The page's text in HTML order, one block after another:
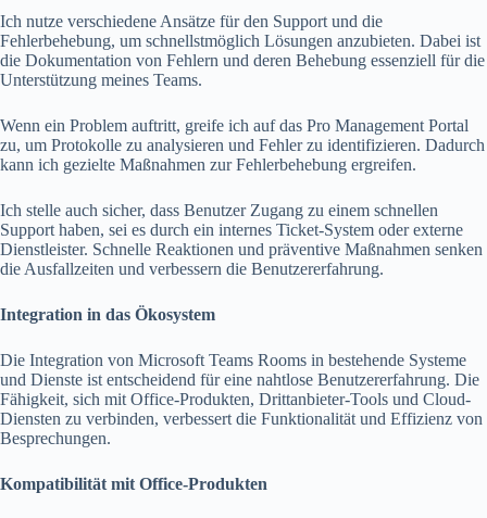
Ich nutze verschiedene Ansätze für den Support und die
Fehlerbehebung, um schnellstmöglich Lösungen anzubieten. Dabei ist
die Dokumentation von Fehlern und deren Behebung essenziell für die
Unterstützung meines Teams.
Wenn ein Problem auftritt, greife ich auf das Pro Management Portal
zu, um Protokolle zu analysieren und Fehler zu identifizieren. Dadurch
kann ich gezielte Maßnahmen zur Fehlerbehebung ergreifen.
Ich stelle auch sicher, dass Benutzer Zugang zu einem schnellen
Support haben, sei es durch ein internes Ticket-System oder externe
Dienstleister. Schnelle Reaktionen und präventive Maßnahmen senken
die Ausfallzeiten und verbessern die Benutzererfahrung.
Integration in das Ökosystem
Die Integration von Microsoft Teams Rooms in bestehende Systeme
und Dienste ist entscheidend für eine nahtlose Benutzererfahrung. Die
Fähigkeit, sich mit Office-Produkten, Drittanbieter-Tools und Cloud-
Diensten zu verbinden, verbessert die Funktionalität und Effizienz von
Besprechungen.
Kompatibilität mit Office-Produkten